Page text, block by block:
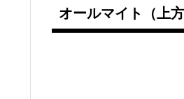
オールマイト（上方